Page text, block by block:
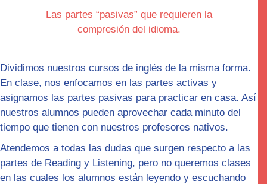
Las partes “pasivas” que requieren la
compresión del idioma.
Dividimos nuestros cursos de inglés de la misma forma.
En clase, nos enfocamos en las partes activas y
asignamos las partes pasivas para practicar en casa. Así
nuestros alumnos pueden aprovechar cada minuto del
tiempo que tienen con nuestros profesores nativos.
Atendemos a todas las dudas que surgen respecto a las
partes de Reading y Listening, pero no queremos clases
en las cuales los alumnos están leyendo y escuchando